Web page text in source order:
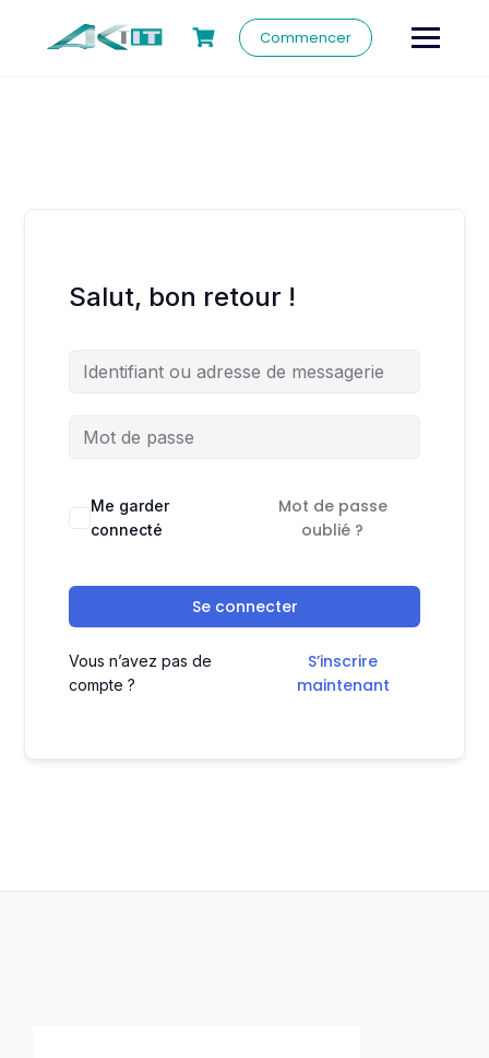
Commencer
Salut, bon retour !
Me garder
connecté
Mot de passe
oublié ?
Se connecter
Vous n’avez pas de
compte ?
S’inscrire
maintenant